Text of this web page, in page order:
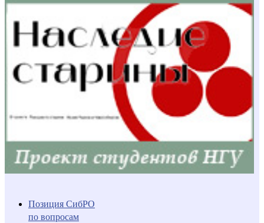
Позиция СибРО
по вопросам